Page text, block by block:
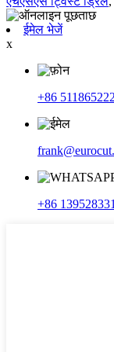
ईमेल भेजें
x
+86
+86